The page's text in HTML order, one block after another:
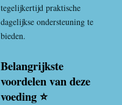
tegelijkertijd praktische
dagelijkse ondersteuning te
bieden.
Belangrijkste
voordelen van deze
voeding ⭐